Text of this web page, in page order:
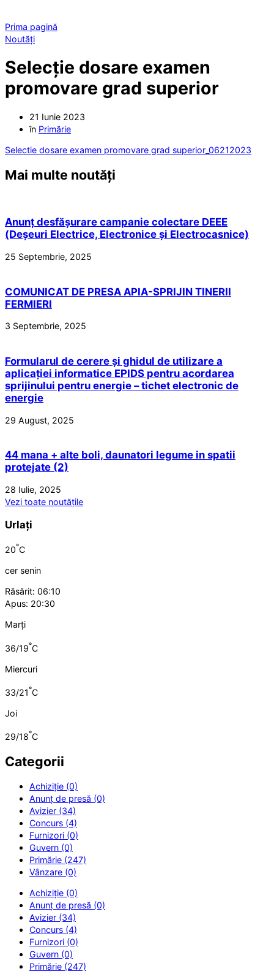
Prima pagină
Noutăți
Selecție dosare examen
promovare grad superior
21 Iunie 2023
în Primărie
Selectie dosare examen promovare grad superior_06212023
Mai multe noutăți
Anunț desfășurare campanie colectare DEEE
(Deșeuri Electrice, Electronice și Electrocasnice)
25 Septembrie, 2025
COMUNICAT DE PRESA APIA-SPRIJIN TINERII
FERMIERI
3 Septembrie, 2025
Formularul de cerere și ghidul de utilizare a
aplicației informatice EPIDS pentru acordarea
sprijinului pentru energie – tichet electronic de
energie
29 August, 2025
44 mana + alte boli, daunatori legume in spatii
protejate (2)
28 Iulie, 2025
Vezi toate noutățile
Urlați
20°C
cer senin
Răsărit: 06:10
Apus: 20:30
Marți
36/19°C
Miercuri
33/21°C
Joi
29/18°C
Categorii
Achiziție (0)
Anunț de presă (0)
Avizier (34)
Concurs (4)
Furnizori (0)
Guvern (0)
Primărie (247)
Vânzare (0)
Achiziție (0)
Anunț de presă (0)
Avizier (34)
Concurs (4)
Furnizori (0)
Guvern (0)
Primărie (247)